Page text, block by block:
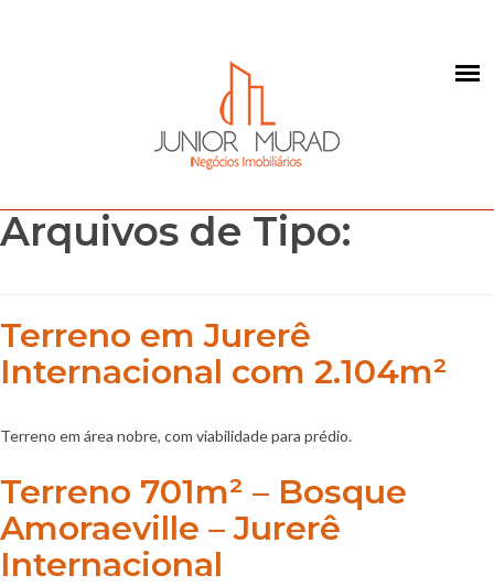
Arquivos de Tipo:
Terreno em Jurerê
Internacional com 2.104m²
Terreno em área nobre, com viabilidade para prédio.
Terreno 701m² – Bosque
Amoraeville – Jurerê
Internacional